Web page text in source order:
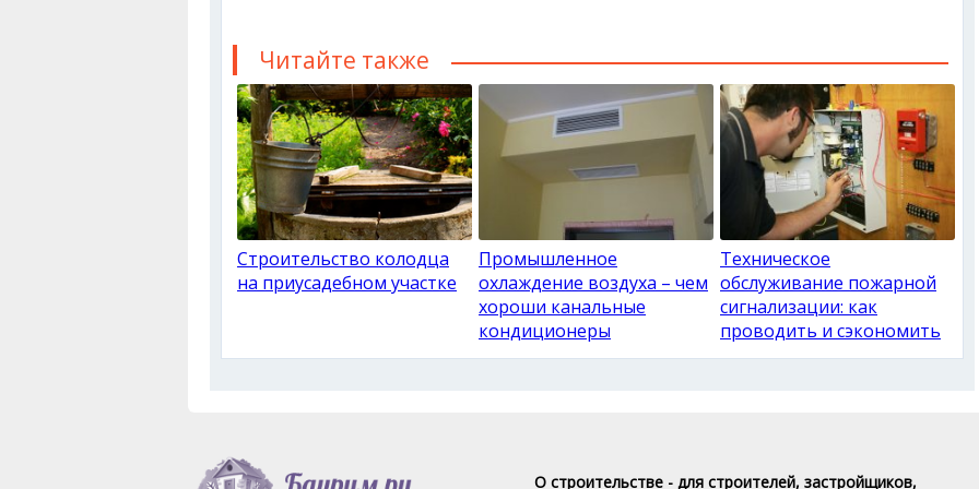
Читайте также
Строительство колодца
на приусадебном участке
Промышленное
охлаждение воздуха – чем
хороши канальные
кондиционеры
Техническое
обслуживание пожарной
сигнализации: как
проводить и сэкономить
О строительстве - для строителей, застройщиков,